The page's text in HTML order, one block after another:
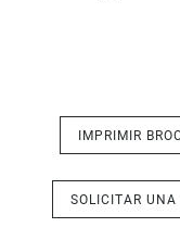
IMPRIMIR
SOLICITAR